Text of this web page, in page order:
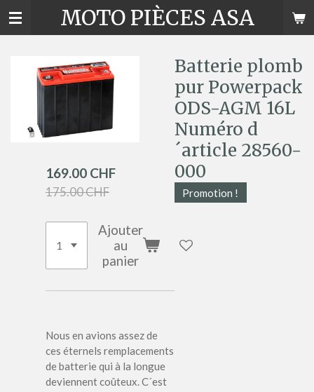
Passer
MOTO PIÈCES ASA
Batterie plomb
pur Powerpack
ODS-AGM 16L
Numéro d
´article 28560-
000
Promotion !
169.00 CHF
175.00 CHF
Ajouter
au
panier
Nous en avions assez de
ces éternels remplacements
de batterie qui à la longue
deviennent coûteux. C´est